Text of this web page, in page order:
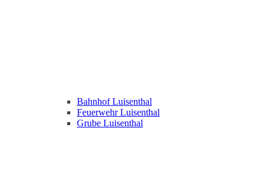
Bahnhof Luisenthal
Feuerwehr Luisenthal
Grube Luisenthal